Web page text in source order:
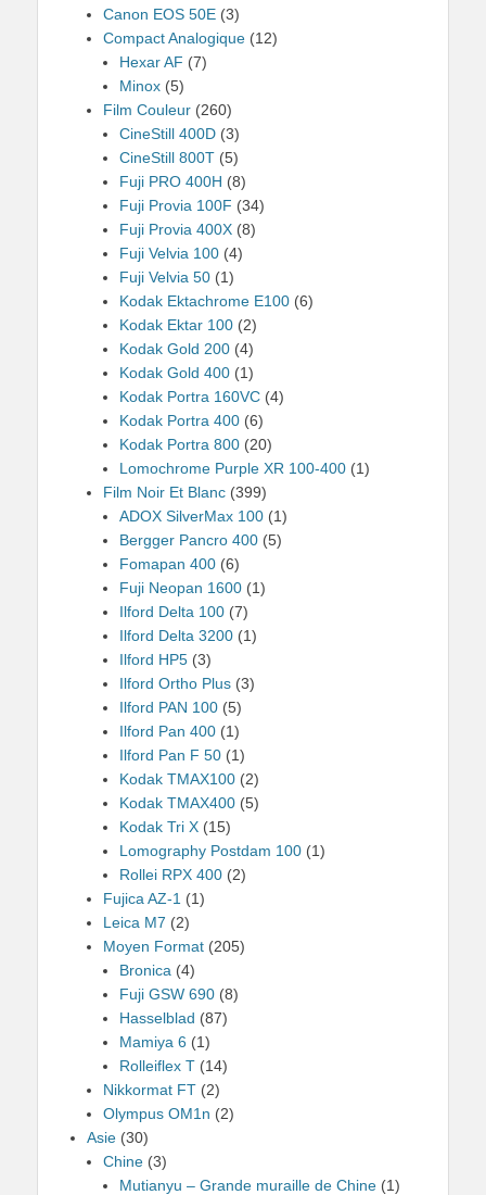
Canon EOS 50E (3)
Compact Analogique (12)
Hexar AF (7)
Minox (5)
Film Couleur (260)
CineStill 400D (3)
CineStill 800T (5)
Fuji PRO 400H (8)
Fuji Provia 100F (34)
Fuji Provia 400X (8)
Fuji Velvia 100 (4)
Fuji Velvia 50 (1)
Kodak Ektachrome E100 (6)
Kodak Ektar 100 (2)
Kodak Gold 200 (4)
Kodak Gold 400 (1)
Kodak Portra 160VC (4)
Kodak Portra 400 (6)
Kodak Portra 800 (20)
Lomochrome Purple XR 100-400 (1)
Film Noir Et Blanc (399)
ADOX SilverMax 100 (1)
Bergger Pancro 400 (5)
Fomapan 400 (6)
Fuji Neopan 1600 (1)
Ilford Delta 100 (7)
Ilford Delta 3200 (1)
Ilford HP5 (3)
Ilford Ortho Plus (3)
Ilford PAN 100 (5)
Ilford Pan 400 (1)
Ilford Pan F 50 (1)
Kodak TMAX100 (2)
Kodak TMAX400 (5)
Kodak Tri X (15)
Lomography Postdam 100 (1)
Rollei RPX 400 (2)
Fujica AZ-1 (1)
Leica M7 (2)
Moyen Format (205)
Bronica (4)
Fuji GSW 690 (8)
Hasselblad (87)
Mamiya 6 (1)
Rolleiflex T (14)
Nikkormat FT (2)
Olympus OM1n (2)
Asie (30)
Chine (3)
Mutianyu – Grande muraille de Chine (1)